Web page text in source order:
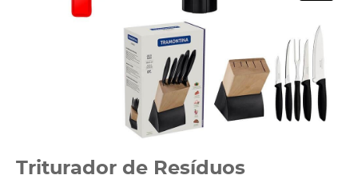
Triturador de Resíduos